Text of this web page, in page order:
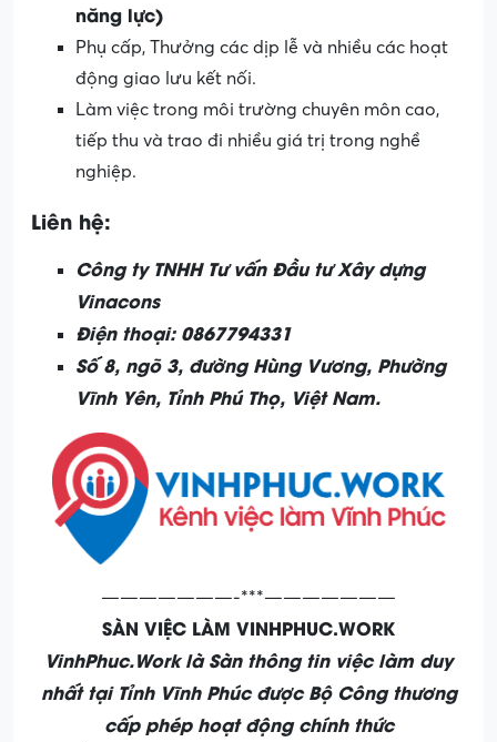
năng lực)
Phụ cấp, Thưởng các dịp lễ và nhiều các hoạt
động giao lưu kết nối.
Làm việc trong môi trường chuyên môn cao,
tiếp thu và trao đi nhiều giá trị trong nghề
nghiệp.
Liên hệ:
Công ty TNHH Tư vấn Đầu tư Xây dựng
Vinacons
Điện thoại: 0867794331
Số 8, ngõ 3, đường Hùng Vương, Phường
Vĩnh Yên, Tỉnh Phú Thọ, Việt Nam.
———————-***———————
SÀN VIỆC LÀM VINHPHUC.WORK
VinhPhuc.Work là Sàn thông tin việc làm duy
nhất tại Tỉnh Vĩnh Phúc được Bộ Công thương
cấp phép hoạt động chính thức